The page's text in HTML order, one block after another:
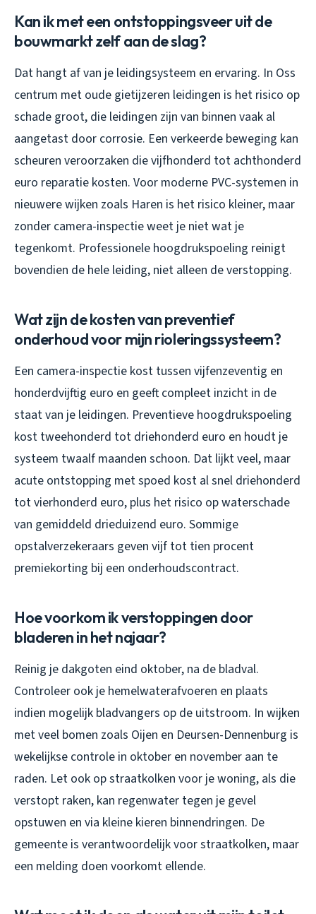
Kan ik met een ontstoppingsveer uit de
bouwmarkt zelf aan de slag?
Dat hangt af van je leidingsysteem en ervaring. In Oss
centrum met oude gietijzeren leidingen is het risico op
schade groot, die leidingen zijn van binnen vaak al
aangetast door corrosie. Een verkeerde beweging kan
scheuren veroorzaken die vijfhonderd tot achthonderd
euro reparatie kosten. Voor moderne PVC-systemen in
nieuwere wijken zoals Haren is het risico kleiner, maar
zonder camera-inspectie weet je niet wat je
tegenkomt. Professionele hoogdrukspoeling reinigt
bovendien de hele leiding, niet alleen de verstopping.
Wat zijn de kosten van preventief
onderhoud voor mijn rioleringssysteem?
Een camera-inspectie kost tussen vijfenzeventig en
honderdvijftig euro en geeft compleet inzicht in de
staat van je leidingen. Preventieve hoogdrukspoeling
kost tweehonderd tot driehonderd euro en houdt je
systeem twaalf maanden schoon. Dat lijkt veel, maar
acute ontstopping met spoed kost al snel driehonderd
tot vierhonderd euro, plus het risico op waterschade
van gemiddeld drieduizend euro. Sommige
opstalverzekeraars geven vijf tot tien procent
premiekorting bij een onderhoudscontract.
Hoe voorkom ik verstoppingen door
bladeren in het najaar?
Reinig je dakgoten eind oktober, na de bladval.
Controleer ook je hemelwaterafvoeren en plaats
indien mogelijk bladvangers op de uitstroom. In wijken
met veel bomen zoals Oijen en Deursen-Dennenburg is
wekelijkse controle in oktober en november aan te
raden. Let ook op straatkolken voor je woning, als die
verstopt raken, kan regenwater tegen je gevel
opstuwen en via kleine kieren binnendringen. De
gemeente is verantwoordelijk voor straatkolken, maar
een melding doen voorkomt ellende.